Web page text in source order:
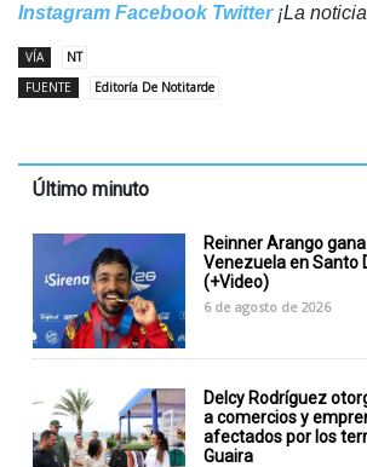
Instagram Facebook Twitter¡La
VÍA
NT
FUENTE
Editoría De Notitarde
Último minuto
Reinner Arango
Venezuela en Santo
(+Video)
6 de agosto de 2026
Delcy Rodríguez
a comercios y
afectados por los
Guaira